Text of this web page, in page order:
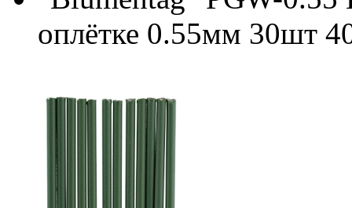
оплётке 0.55мм 30шт